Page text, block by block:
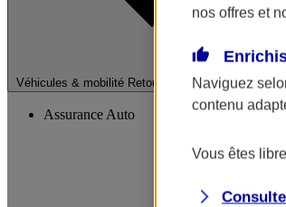
Véhicules & mobilité Retour à la section
Assurance Auto
nos offres et
Naviguez
contenu
Vous êtes